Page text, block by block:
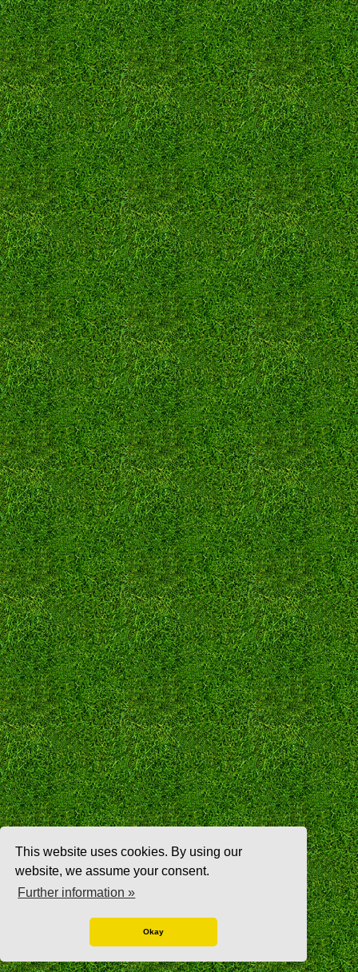
This website uses cookies. By using our
website, we assume your consent.
Further information »
Okay